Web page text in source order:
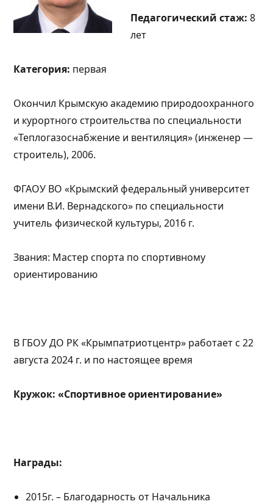
Педагогический стаж: 8
лет
Категория: первая
Окончил Крымскую академию природоохранного
и курортного строительства по специальности
«Теплогазоснабжение и вентиляция» (инженер —
строитель), 2006.
ФГАОУ ВО «Крымский федеральный университет
имени В.И. Вернадского» по специальности
учитель физической культуры, 2016 г.
Звания: Мастер спорта по спортивному
ориентированию
В ГБОУ ДО РК «Крымпатриотцентр» работает с 22
августа 2024 г. и по настоящее время
Кружок: «Спортивное ориентирование»
Награды:
2015г. – Благодарность от Начальника